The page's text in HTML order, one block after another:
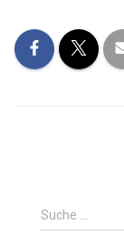
Suche …